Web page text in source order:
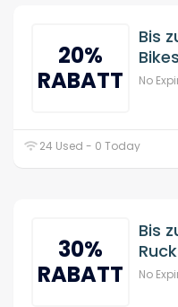
20%
RABATT
Bis
Bikes
No
24 Used - 0 Today
30%
RABATT
Bis
No